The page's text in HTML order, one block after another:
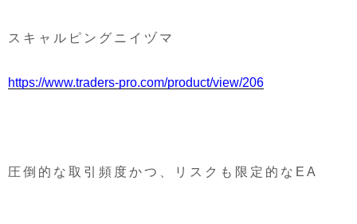
スキャルピングニイヅマ
https://www.traders-pro.com/product/view/206
圧倒的な取引頻度かつ、リスクも限定的なEA